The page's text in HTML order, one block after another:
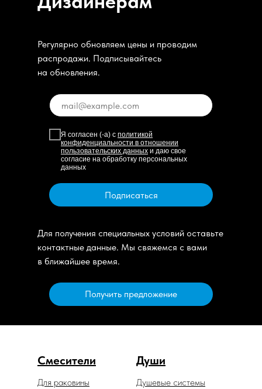
Регулярно обновляем цены и проводим
распродажи. Подписывайтесь
на обновления.
Я согласен (-а) с политикой
конфиденциальности в отношении
пользовательских данных и даю свое
согласие на обработку персональных
данных
Подписаться
Для получения специальных условий оставьте
контактные данные. Мы свяжемся с вами
в ближайшее время.
Получить предложение
Смесители Души
Душевые системы
Для раковины